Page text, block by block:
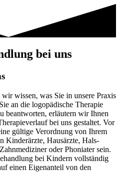
bei uns
wissen, was Sie in unsere Praxis
an die logopädische Therapie
beantworten, erläutern wir Ihnen
bei uns gestaltet. Vor
gültige Verordnung von Ihrem
Kinderärzte, Hausärzte, Hals-
oder Phoniater sein.
bei Kindern vollständig
einen Eigenanteil von den